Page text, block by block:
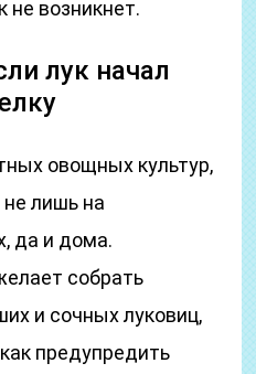
не возникнет.
лук начал
овощных культур,
лишь на
да и дома.
собрать
и сочных луковиц,
предупредить